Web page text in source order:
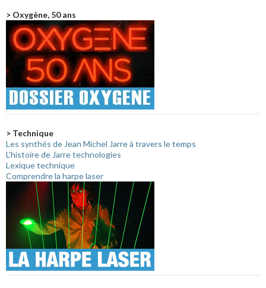
> Oxygène, 50 ans
> Technique
Les synthés de Jean Michel Jarre à travers le temps
L'histoire de Jarre technologies
Lexique technique
Comprendre la harpe laser